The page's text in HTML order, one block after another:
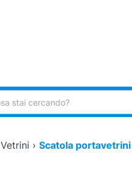
Vetrini › Scatola